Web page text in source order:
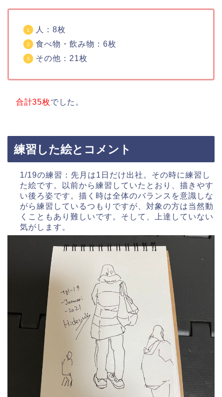
人：8枚
食べ物・飲み物：6枚
その他：21枚
合計35枚でした。
練習した絵とコメント
1/19の練習：先月は1日だけ出社。その時に練習し
た絵です。以前から練習していたとおり、描きやす
い後ろ姿です。描く時は全体のバランスを意識しな
がら練習しているつもりですが、対象の方は当然動
くこともあり難しいです。そして、上達していない
気がします。